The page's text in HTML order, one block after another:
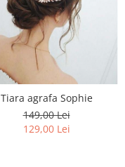
Tiara agrafa Sophie
149,00 Lei
129,00 Lei